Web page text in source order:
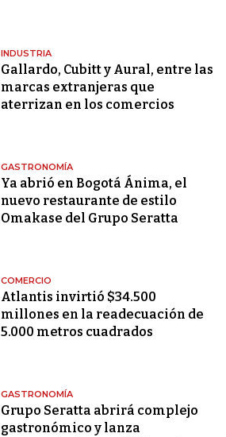
INDUSTRIA
Gallardo, Cubitt y Aural, entre las
marcas extranjeras que
aterrizan en los comercios
GASTRONOMÍA
Ya abrió en Bogotá Ánima, el
nuevo restaurante de estilo
Omakase del Grupo Seratta
COMERCIO
Atlantis invirtió $34.500
millones en la readecuación de
5.000 metros cuadrados
GASTRONOMÍA
Grupo Seratta abrirá complejo
gastronómico y lanza